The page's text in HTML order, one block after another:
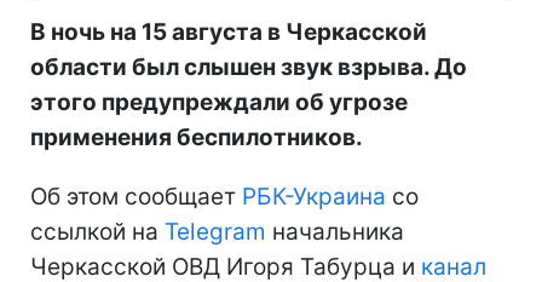
В ночь на 15 августа в Черкасской
области был слышен звук взрыва. До
этого предупреждали об угрозе
применения беспилотников.
Об этом сообщает РБК-Украина со
ссылкой на Telegram начальника
Черкасской ОВД Игоря Табурца и канал